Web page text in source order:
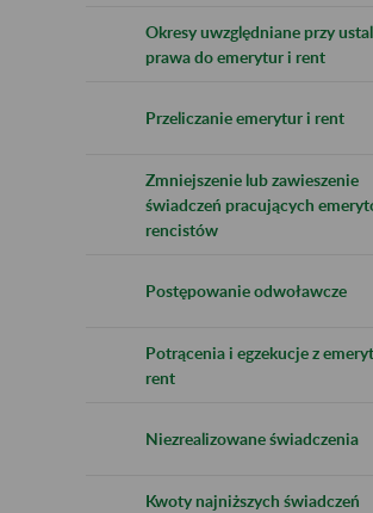
Okresy uwzględniane przy
prawa do emerytur i rent
Przeliczanie emerytur i rent
Zmniejszenie lub zawieszenie
świadczeń pracujących
rencistów
Postępowanie odwoławcze
Potrącenia i egzekucje z
rent
Niezrealizowane świadczenia
Kwoty najniższych świadczeń